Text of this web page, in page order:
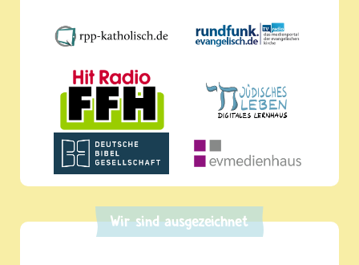
Wir sind ausgezeichnet